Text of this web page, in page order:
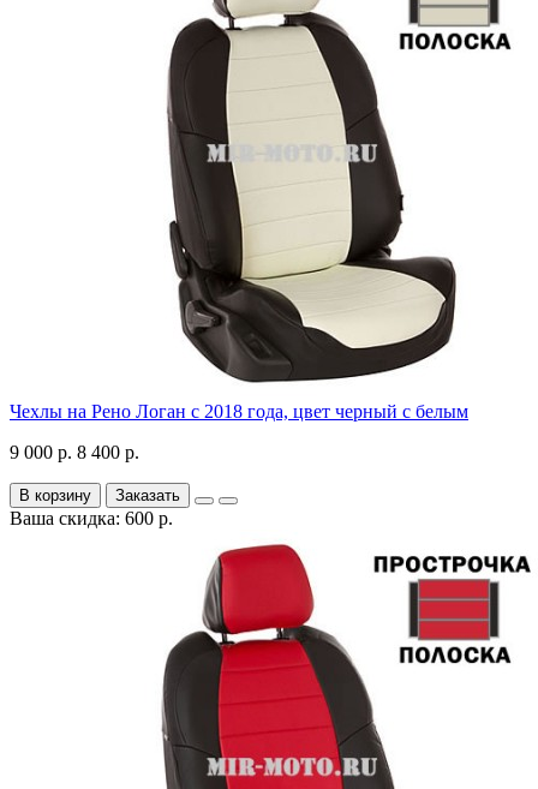
Чехлы на Рено Логан с 2018 года, цвет черный с белым
9 000 р. 8 400 р.
В корзину Заказать
Ваша скидка: 600 р.